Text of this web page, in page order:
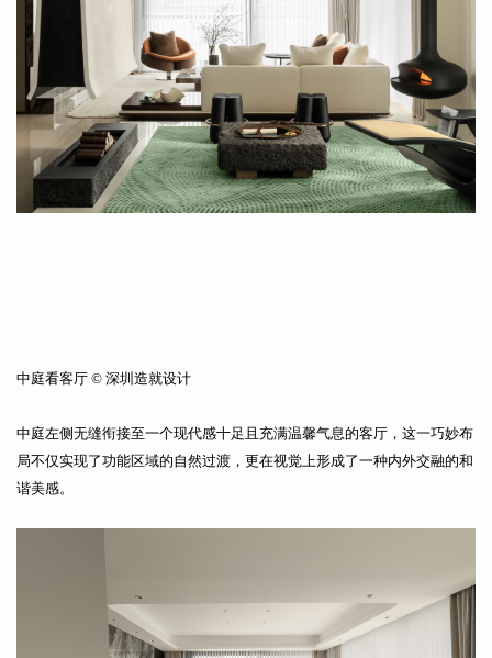
中庭看客厅 © 深圳造就设计
中庭左侧无缝衔接至一个现代感十足且充满温馨气息的客厅，这一巧妙布
局不仅实现了功能区域的自然过渡，更在视觉上形成了一种内外交融的和
谐美感。